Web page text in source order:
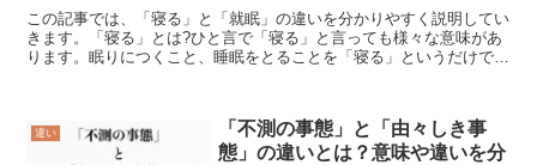
この記事では、「寝る」と「就眠」の違いを分かりやすく説明してい
きます。「寝る」とは?ひと言で「寝る」と言っても様々な意味があ
ります。眠りにつくこと、睡眠をとることを「寝る」というだけでは
違い
「不測の事態」と「由々しき事
態」の違いとは？意味や違いを分